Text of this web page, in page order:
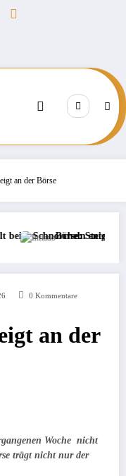
an der Börse
Inflation wieder?
0 Kommentare
an der
Woche nicht
trägt nicht nur der